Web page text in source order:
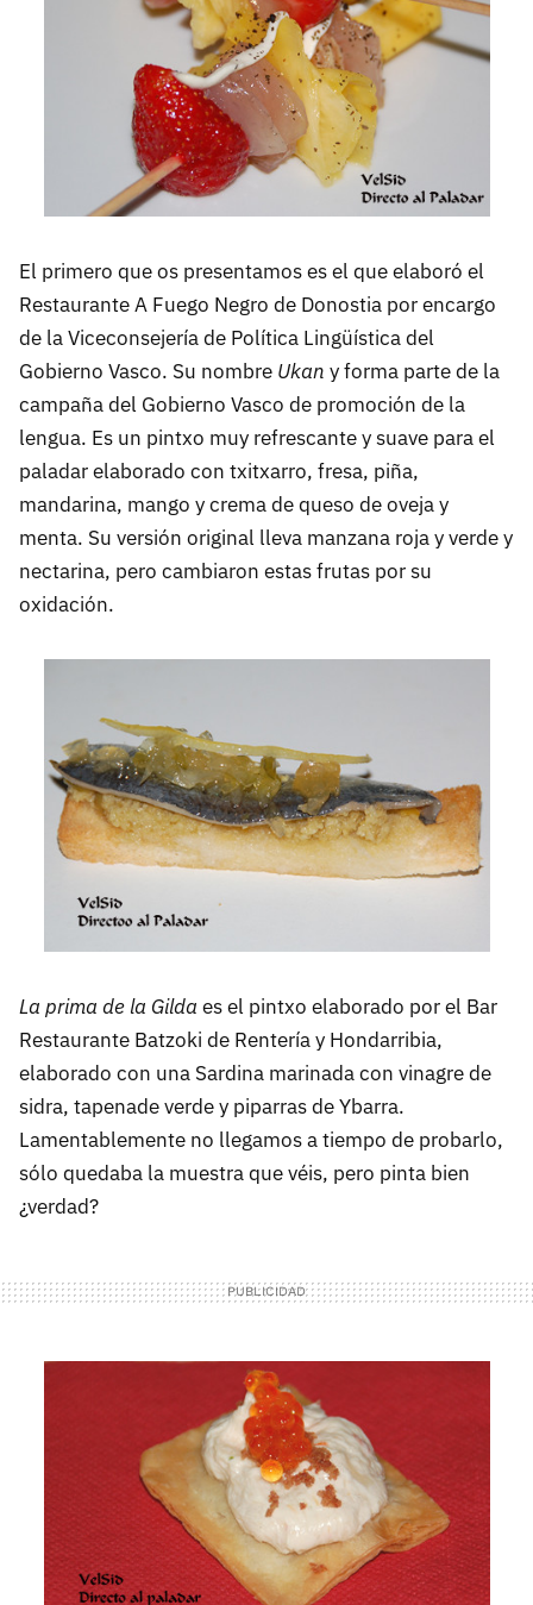
El primero que os presentamos es el que elaboró el
Restaurante A Fuego Negro de Donostia por encargo
de la Viceconsejería de Política Lingüística del
Gobierno Vasco. Su nombre Ukan y forma parte de la
campaña del Gobierno Vasco de promoción de la
lengua. Es un pintxo muy refrescante y suave para el
paladar elaborado con txitxarro, fresa, piña,
mandarina, mango y crema de queso de oveja y
menta. Su versión original lleva manzana roja y verde y
nectarina, pero cambiaron estas frutas por su
oxidación.
La prima de la Gilda es el pintxo elaborado por el Bar
Restaurante Batzoki de Rentería y Hondarribia,
elaborado con una Sardina marinada con vinagre de
sidra, tapenade verde y piparras de Ybarra.
Lamentablemente no llegamos a tiempo de probarlo,
sólo quedaba la muestra que véis, pero pinta bien
¿verdad?